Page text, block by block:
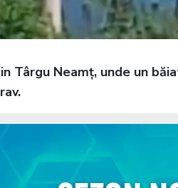
Târgu Neamț, unde un